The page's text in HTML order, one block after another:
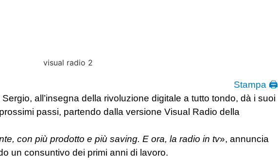
Stampa 🖨
all’insegna della rivoluzione digitale a tutto tondo, dà i suoi
passi, partendo dalla versione Visual Radio della
con più prodotto e più saving. E ora, la radio in tv», annuncia
un consuntivo dei primi anni di lavoro.